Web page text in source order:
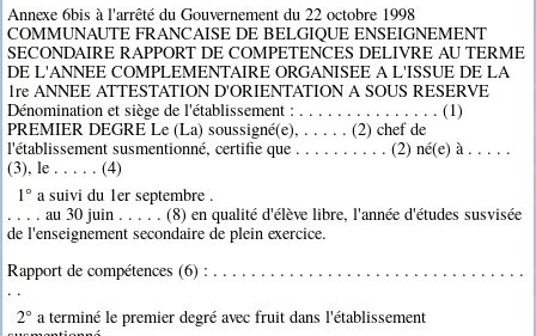
Annexe 6bis à l'arrêté du Gouvernement du 22 octobre 1998
COMMUNAUTE FRANCAISE DE BELGIQUE ENSEIGNEMENT
SECONDAIRE RAPPORT DE COMPETENCES DELIVRE AU TERME
DE L'ANNEE COMPLEMENTAIRE ORGANISEE A L'ISSUE DE LA
1re ANNEE ATTESTATION D'ORIENTATION A SOUS RESERVE
Dénomination et siège de l'établissement : . . . . . . . . . . . . . . . (1)
PREMIER DEGRE Le (La) soussigné(e), . . . . . (2) chef de
l'établissement susmentionné, certifie que . . . . . . . . . . (2) né(e) à . . . . .
(3), le . . . . . (4)
1° a suivi du 1er septembre .
. . . . au 30 juin . . . . . (8) en qualité d'élève libre, l'année d'études susvisée
de l'enseignement secondaire de plein exercice.
Rapport de compétences (6) : . . . . . . . . . . . . . . . . . . . . . . . . . . . . . . . . .
. .
2° a terminé le premier degré avec fruit dans l'établissement